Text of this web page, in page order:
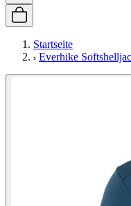
Startseite
Everhike